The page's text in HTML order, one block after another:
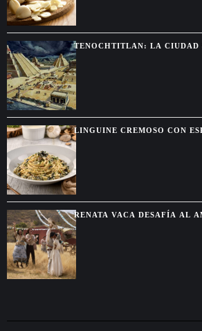
TENOCHTITLAN: LA CIUDAD
DEJÓ SIN PALABRAS A LOS
LINGUINE CREMOSO CON
ALCACHOFA, UNA PASTA
RESTAURANTE
RENATA VACA DESAFÍA AL
LA NUEVA SERIE DE NETFLIX